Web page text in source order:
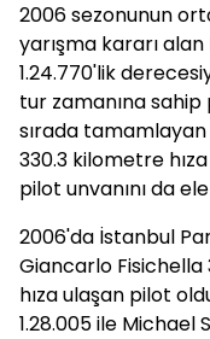
2006 sezonunun
yarışma kararı
1.24.770'lik
tur zamanına sahip
sırada
330.3 kilometre
pilot unvanını da
2006'da İstanbul
Giancarlo Fisichella
hıza ulaşan pilot
1.28.005 ile Michael